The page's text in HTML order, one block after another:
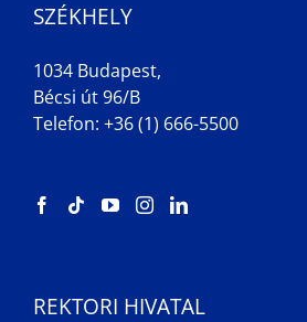
SZÉKHELY
1034 Budapest,
Bécsi út 96/B
Telefon: +36 (1) 666-5500
REKTORI HIVATAL